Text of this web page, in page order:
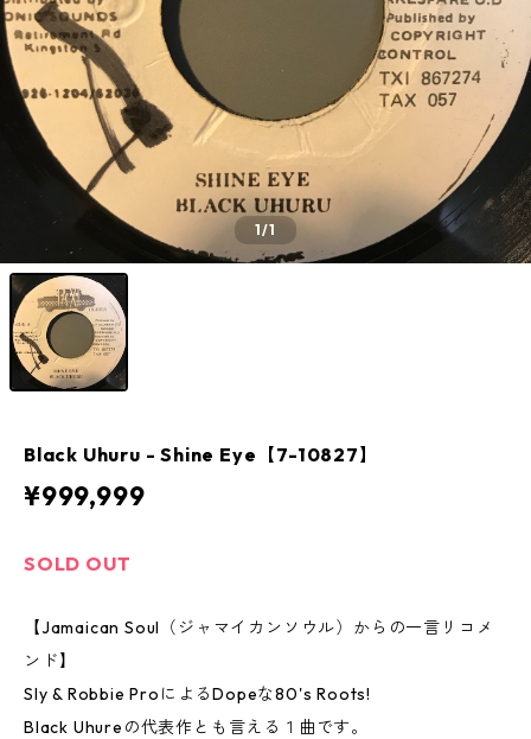
1/1
Black Uhuru - Shine Eye【7-10827】
¥999,999
SOLD OUT
【Jamaican Soul（ジャマイカンソウル）からの一言リコメ
ンド】
Sly & Robbie ProによるDopeな80's Roots!
Black Uhureの代表作とも言える１曲です。